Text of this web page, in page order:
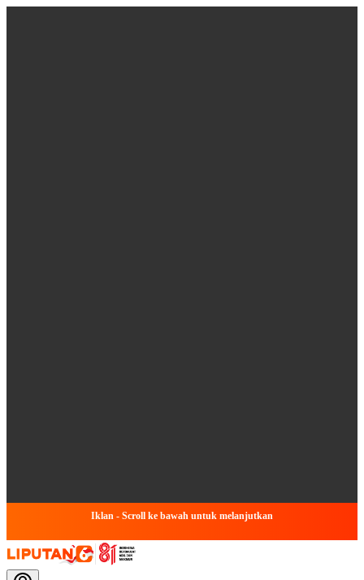
Iklan - Scroll ke bawah untuk melanjutkan